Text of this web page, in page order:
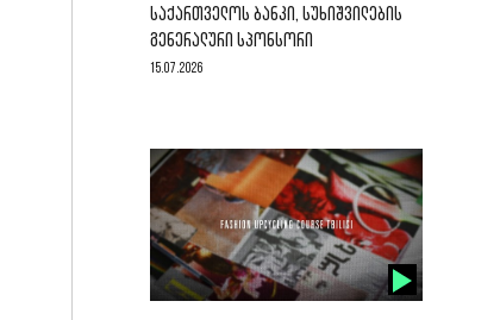
ᲡᲐᲥᲐᲠᲗᲕᲔᲚᲝᲡ ᲑᲐᲜᲙᲘ, ᲡᲣᲮᲘᲨᲕᲘᲚᲔᲑᲘᲡ
ᲒᲔᲜᲔᲠᲐᲚᲣᲠᲘ ᲡᲞᲝᲜᲡᲝᲠᲘ
15.07.2026